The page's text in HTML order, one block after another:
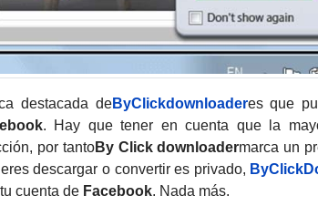
destacada deByClickdownloaderes que
. Hay que tener en cuenta que la
por tantoBy Click downloadermarca un
descargar o convertir es privado,
cuenta de Facebook. Nada más.